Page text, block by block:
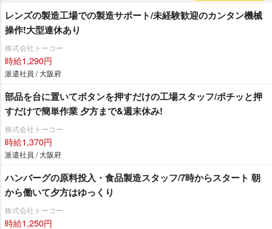
レンズの製造工場での製造サポート/未経験歓迎のカンタン機械
操作!大型連休あり
株式会社トーコー
時給1,290円
派遣社員 / 大阪府
部品を台に置いてボタンを押すだけの工場スタッフ/ポチッと押
すだけで簡単作業 夕方まで&週末休み!
株式会社トーコー
時給1,370円
派遣社員 / 大阪府
ハンバーグの原料投入・食品製造スタッフ/7時からスタート 朝
から働いて夕方はゆっくり
株式会社トーコー
時給1,250円